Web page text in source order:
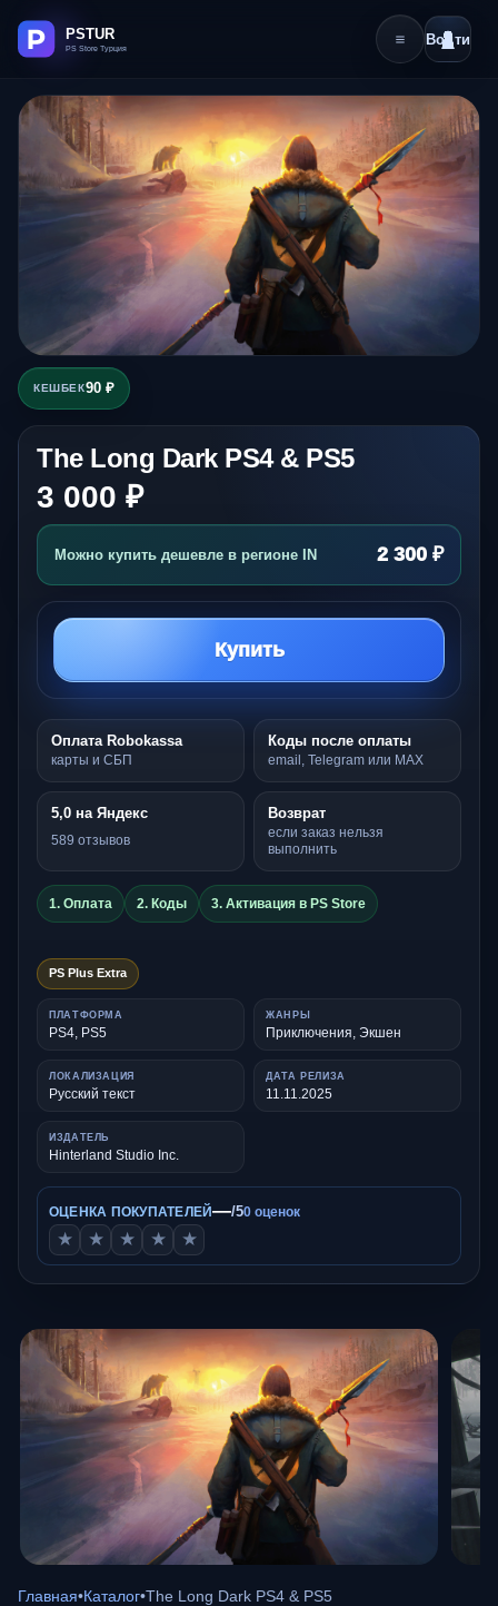
Войти
КЕШБЕК90 ₽
The Long Dark PS4 & PS5
3 000 ₽
Можно купить дешевле в регионе IN 2 300 ₽
Купить
Оплата Robokassa
карты и СБП
Коды после оплаты
email, Telegram или MAX
5,0 на Яндекс
589 отзывов
Возврат
если заказ нельзя
выполнить
1. Оплата 2. Коды 3. Активация в PS Store
PS Plus Extra
ПЛАТФОРМА
PS4, PS5
ЖАНРЫ
Приключения, Экшен
ЛОКАЛИЗАЦИЯ
Русский текст
ДАТА РЕЛИЗА
11.11.2025
ИЗДАТЕЛЬ
Hinterland Studio Inc.
ОЦЕНКА ПОКУПАТЕЛЕЙ—/50 оценок
★ ★ ★ ★ ★
Главная•Каталог•The Long Dark PS4 & PS5